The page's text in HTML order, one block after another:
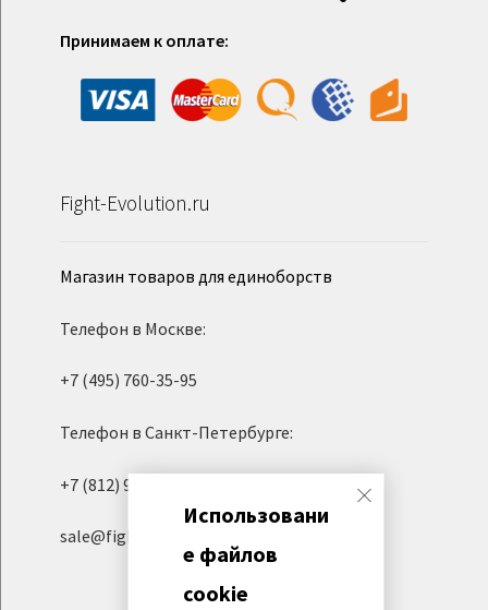
Принимаем к оплате:
Fight-Evolution.ru
Магазин товаров для единоборств
Телефон в Москве:
+7 (495) 760-35-95
Телефон в Санкт-Петербурге:
+7 (812) 945-06-95
sale@fight-evolution.ru
Использовани
е файлов
cookie